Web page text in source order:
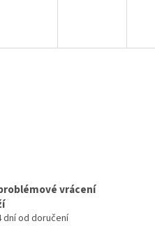
vrácení
dní od doručení